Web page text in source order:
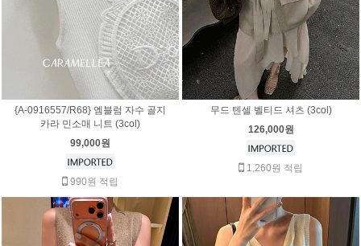
{A-0916557/R68} 엠블럼 자수 골지
카라 민소매 니트 (3col)
99,000원
990원 적립
무드 텐셀 벨티드 셔츠 (3col)
126,000원
1,260원 적립